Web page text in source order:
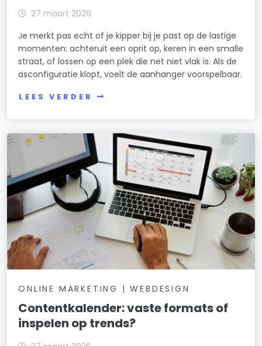
27 maart 2026
Je merkt pas echt of je kipper bij je past op de lastige
momenten: achteruit een oprit op, keren in een smalle
straat, of lossen op een plek die net niet vlak is. Als de
asconfiguratie klopt, voelt de aanhanger voorspelbaar.
LEES VERDER
ONLINE MARKETING | WEBDESIGN
Contentkalender: vaste formats of
inspelen op trends?